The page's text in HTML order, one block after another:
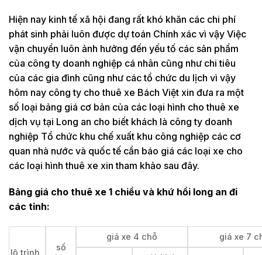
Hiện nay kinh tế xã hội đang rất khó khăn các chi phí
phát sinh phải luôn được dự toán Chính xác vì vậy Việc
vận chuyển luôn ảnh hưởng đến yếu tố các sản phẩm
của công ty doanh nghiệp cá nhân cũng như chi tiêu
của các gia đình cũng như các tổ chức du lịch vì vậy
hôm nay công ty cho thuê xe Bách Việt xin đưa ra một
số loại bảng giá cơ bản của các loại hình cho thuê xe
dịch vụ tại Long an cho biết khách là công ty doanh
nghiệp Tổ chức khu chế xuất khu công nghiệp các cơ
quan nhà nước và quốc tế cần báo giá các loại xe cho
các loại hình thuê xe xin tham khảo sau đây.
Bảng giá cho thuê xe 1 chiều và khứ hồi long an đi
các tỉnh:
lộ trình
số
giá xe 4 chỗ giá xe 7